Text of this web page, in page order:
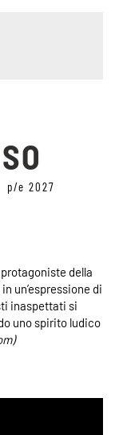
p/e 2027
della
un’espressione di
inaspettati si
uno spirito ludico